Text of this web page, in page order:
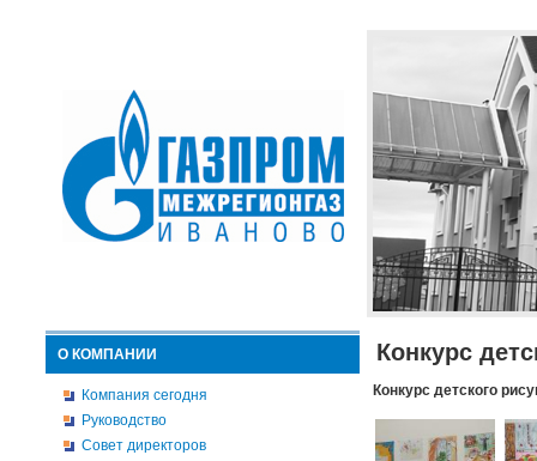
О КОМПАНИИ
Компания сегодня
Руководство
Совет директоров
Конкурс
Конкурс детского